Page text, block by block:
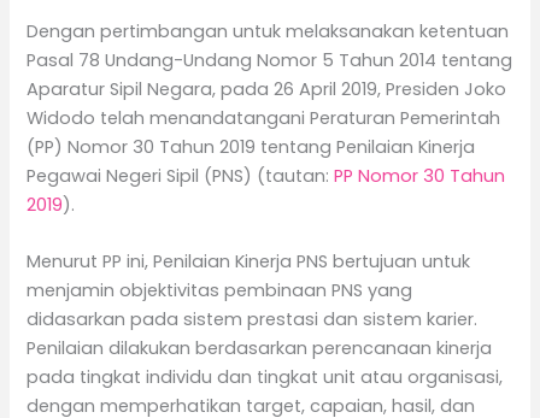
Dengan pertimbangan untuk melaksanakan ketentuan
Pasal 78 Undang-Undang Nomor 5 Tahun 2014 tentang
Aparatur Sipil Negara, pada 26 April 2019, Presiden Joko
Widodo telah menandatangani Peraturan Pemerintah
(PP) Nomor 30 Tahun 2019 tentang Penilaian Kinerja
Pegawai Negeri Sipil (PNS) (tautan:PP Nomor 30 Tahun
2019).
Menurut PP ini, Penilaian Kinerja PNS bertujuan untuk
menjamin objektivitas pembinaan PNS yang
didasarkan pada sistem prestasi dan sistem karier.
Penilaian dilakukan berdasarkan perencanaan kinerja
pada tingkat individu dan tingkat unit atau organisasi,
dengan memperhatikan target, capaian, hasil, dan